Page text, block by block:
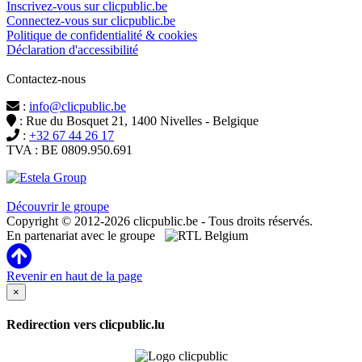
Inscrivez-vous sur clicpublic.be
Connectez-vous sur clicpublic.be
Politique de confidentialité & cookies
Déclaration d'accessibilité
Contactez-nous
: info@clicpublic.be
: Rue du Bosquet 21, 1400 Nivelles - Belgique
: +32 67 44 26 17
TVA : BE 0809.950.691
Découvrir le groupe
Copyright © 2012-2026 clicpublic.be - Tous droits réservés.
En partenariat avec le groupe
Revenir en haut de la page
×
Redirection vers clicpublic.lu